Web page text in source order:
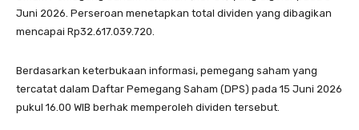
Juni 2026. Perseroan menetapkan total dividen yang dibagikan
mencapai Rp32.617.039.720.
Berdasarkan keterbukaan informasi, pemegang saham yang
tercatat dalam Daftar Pemegang Saham (DPS) pada 15 Juni 2026
pukul 16.00 WIB berhak memperoleh dividen tersebut.